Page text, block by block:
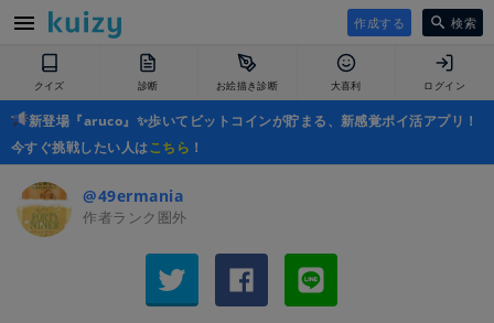
作成する 検索
クイズ 診断 お絵描き診断 大喜利 ログイン
新登場『aruco』✨歩いてビットコインが貯まる、新感覚ポイ活アプリ！
今すぐ挑戦したい人はこちら ！
@49ermania
作者ランク圏外